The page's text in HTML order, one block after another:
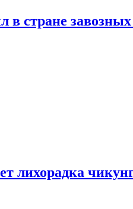
в стране
лихорадка